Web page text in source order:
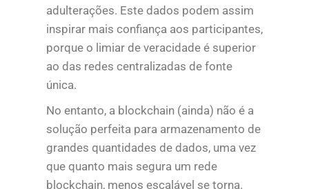
adulterações. Este dados podem assim
inspirar mais confiança aos participantes,
porque o limiar de veracidade é superior
ao das redes centralizadas de fonte
única.
No entanto, a blockchain (ainda) não é a
solução perfeita para armazenamento de
grandes quantidades de dados, uma vez
que quanto mais segura um rede
blockchain, menos escalável se torna.